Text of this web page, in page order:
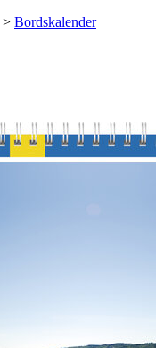
> Bordskalender